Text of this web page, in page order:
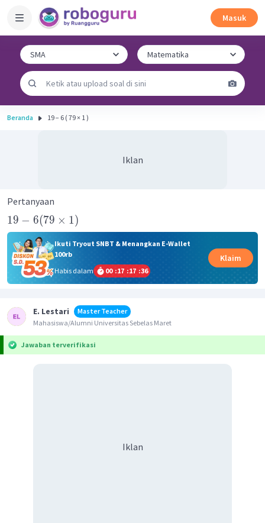
Masuk
Beranda 19 − 6 ( 79 × 1 )
Iklan
Pertanyaan
19 − 6(79 × 1)
Ikuti Tryout SNBT & Menangkan E-Wallet
100rb
Habis dalam
00 :17 :17 :36
Klaim
E. Lestari
Master Teacher
Mahasiswa/Alumni Universitas Sebelas Maret
Jawaban terverifikasi
Iklan